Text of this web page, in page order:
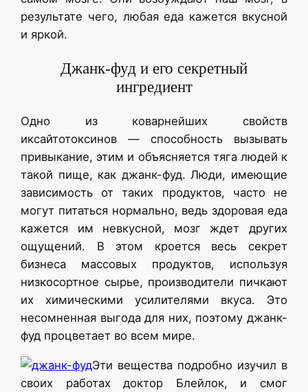
результате чего, любая еда кажется вкусной
и яркой.
Джанк-фуд и его секретный
ингредиент
Одно из коварнейших свойств
иксайтотоксинов — способность вызывать
привыкание, этим и объясняется тяга людей к
такой пище, как джанк-фуд. Люди, имеющие
зависимость от таких продуктов, часто не
могут питаться нормально, ведь здоровая еда
кажется им невкусной, мозг ждет других
ощущений. В этом кроется весь секрет
бизнеса массовых продуктов, используя
низкосортное сырье, производители пичкают
их химическими усилителями вкуса. Это
несомненная выгода для них, поэтому джанк-
фуд процветает во всем мире.
Эти вещества подробно изучил в
своих работах доктор Блейлок, и смог